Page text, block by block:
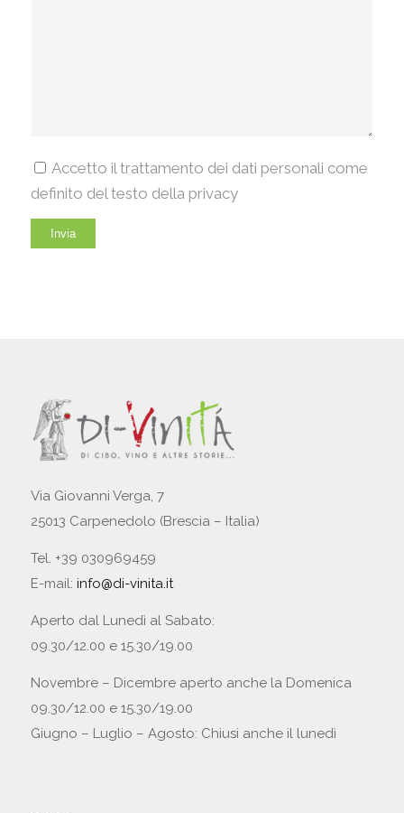
Accetto il trattamento dei dati personali come
definito del testo della privacy
Via Giovanni Verga, 7
25013 Carpenedolo (Brescia – Italia)
Tel. +39 030969459
E-mail: info@di-vinita.it
Aperto dal Lunedì al Sabato:
09.30/12.00 e 15.30/19.00
Novembre – Dicembre aperto anche la Domenica
09.30/12.00 e 15.30/19.00
Giugno – Luglio – Agosto: Chiusi anche il lunedì